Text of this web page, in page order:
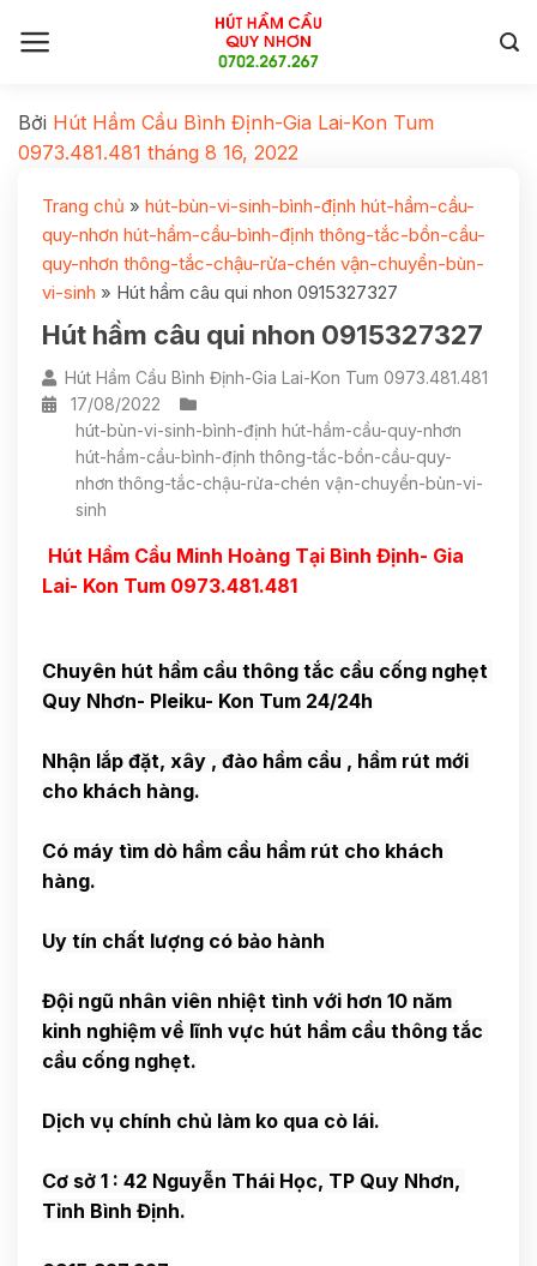
Bởi Hút Hầm Cầu Bình Định-Gia Lai-Kon Tum
0973.481.481 tháng 8 16, 2022
Trang chủ » hút-bùn-vi-sinh-bình-định hút-hầm-cầu-
quy-nhơn hút-hầm-cầu-bình-định thông-tắc-bồn-cầu-
quy-nhơn thông-tắc-chậu-rửa-chén vận-chuyển-bùn-
vi-sinh » Hút hầm câu qui nhon 0915327327
Hút hầm câu qui nhon 0915327327
Hút Hầm Cầu Bình Định-Gia Lai-Kon Tum 0973.481.481
17/08/2022
hút-bùn-vi-sinh-bình-định hút-hầm-cầu-quy-nhơn
hút-hầm-cầu-bình-định thông-tắc-bồn-cầu-quy-
nhơn thông-tắc-chậu-rửa-chén vận-chuyển-bùn-vi-
sinh
Hút Hầm Cầu Minh Hoàng Tại Bình Định- Gia
Lai- Kon Tum 0973.481.481
Chuyên hút hầm cầu thông tắc cầu cống nghẹt
Nhận lắp đặt, xây , đào hầm cầu , hầm rút mới
Có máy tìm dò hầm cầu hầm rút cho khách
Đội ngũ nhân viên nhiệt tình với hơn 10 năm
kinh nghiệm về lĩnh vực hút hầm cầu thông tắc
Cơ sở 1 : 42 Nguyễn Thái Học, TP Quy Nhơn,